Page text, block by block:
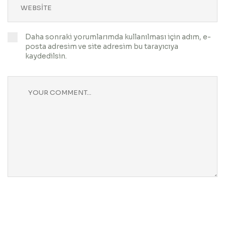
Daha sonraki yorumlarımda kullanılması için adım, e-
posta adresim ve site adresim bu tarayıcıya
kaydedilsin.